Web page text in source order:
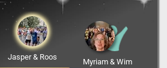
Jasper & Roos
Myriam & Wim